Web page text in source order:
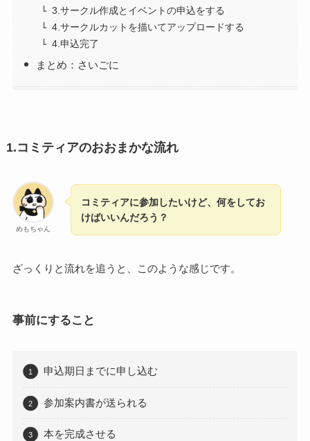
3.サークル作成とイベントの申込をする
4.サークルカットを描いてアップロードする
4.申込完了
まとめ：さいごに
1.コミティアのおおまかな流れ
めもちゃん
コミティアに参加したいけど、何をしてお
けばいいんだろう？
ざっくりと流れを追うと、このような感じです。
事前にすること
申込期日までに申し込む
参加案内書が送られる
本を完成させる